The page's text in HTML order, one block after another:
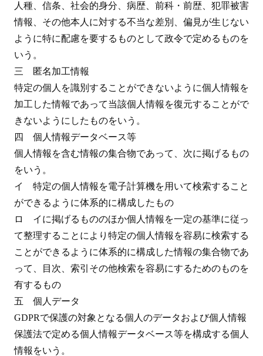
人種、信条、社会的身分、病歴、前科・前歴、犯罪被害
情報、その他本人に対する不当な差別、偏見が生じない
ように特に配慮を要するものとして政令で定めるものを
いう。
三 匿名加工情報
特定の個人を識別することができないように個人情報を
加工した情報であって当該個人情報を復元することがで
きないようにしたものをいう。
四 個人情報データベース等
個人情報を含む情報の集合物であって、次に掲げるもの
をいう。
イ 特定の個人情報を電子計算機を用いて検索すること
ができるように体系的に構成したもの
ロ イに掲げるもののほか個人情報を一定の基準に従っ
て整理することにより特定の個人情報を容易に検索する
ことができるように体系的に構成した情報の集合物であ
って、目次、索引その他検索を容易にするためのものを
有するもの
五 個人データ
GDPRで保護の対象となる個人のデータおよび個人情報
保護法で定める個人情報データベース等を構成する個人
情報をいう。